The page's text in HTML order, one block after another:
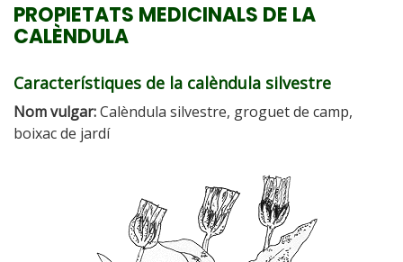
PROPIETATS MEDICINALS DE LA
CALÈNDULA
Característiques de la calèndula silvestre
Nom vulgar:Calèndula silvestre, groguet de camp,
boixac de jardí